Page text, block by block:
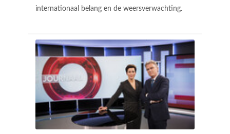
internationaal belang en de weersverwachting.